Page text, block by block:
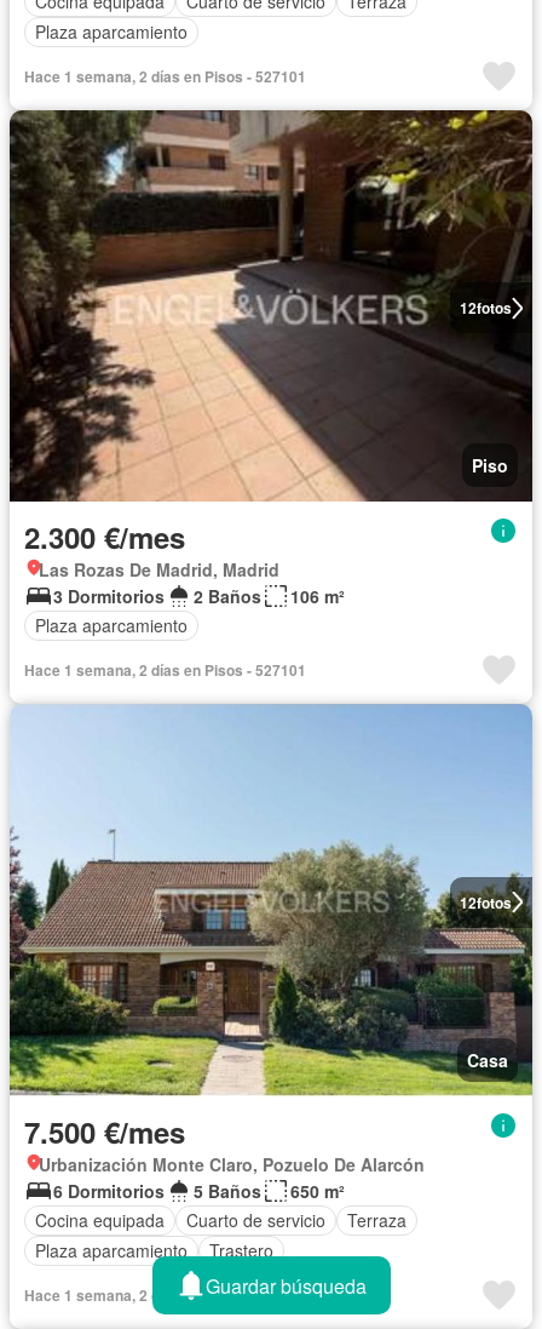
Plaza aparcamiento
Hace 1 semana, 2 días en Pisos - 527101
12fotos
Piso
2.300 €/mes
Las Rozas De Madrid, Madrid
3 Dormitorios
2 Baños
106 m²
Plaza aparcamiento
Hace 1 semana, 2 días en Pisos - 527101
12fotos
Casa
7.500 €/mes
Urbanización Monte Claro, Pozuelo De Alarcón
6 Dormitorios
5 Baños
650 m²
Cocina equipada
Cuarto de servicio
Terraza
Plaza aparcamiento
Trastero
Hace 1 semana, 2 días en Pisos - 527101
Guardar búsqueda